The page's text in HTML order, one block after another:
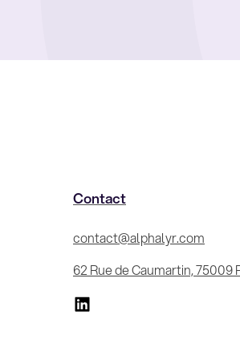
Contact
contact@alphalyr.com
62 Rue de Caumartin, 75009